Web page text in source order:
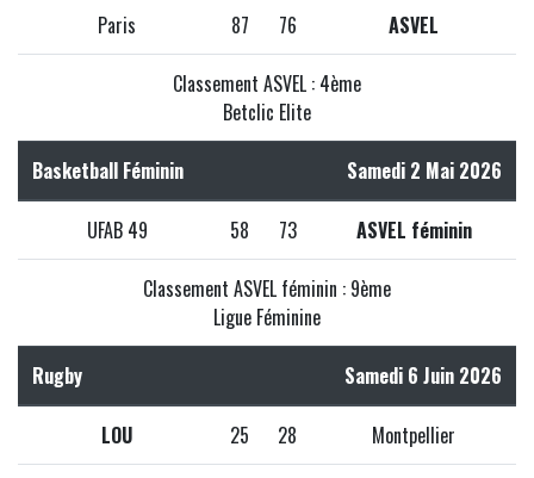
Paris 87 76 ASVEL
Classement ASVEL : 4ème
Betclic Elite
Basketball Féminin Samedi 2 Mai 2026
UFAB 49 58 73 ASVEL féminin
Classement ASVEL féminin : 9ème
Ligue Féminine
Rugby Samedi 6 Juin 2026
LOU 25 28 Montpellier